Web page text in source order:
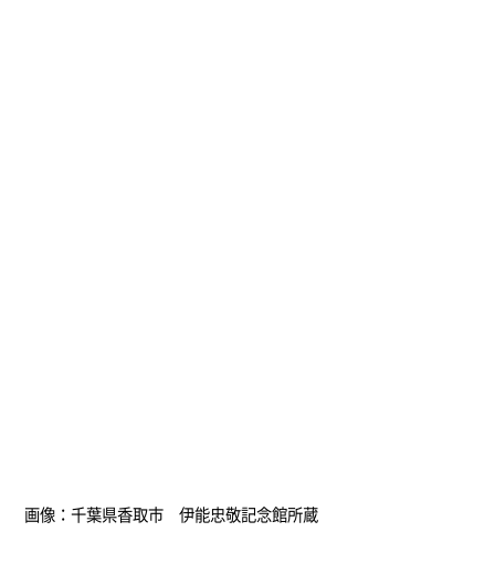
画像：千葉県香取市 伊能忠敬記念館所蔵